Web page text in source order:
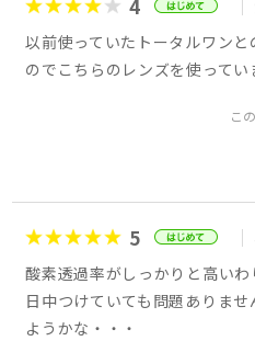
4
以前使っていたトータルワン
のでこちらのレンズを使ってい
こ
5
酸素透過率がしっかりと高い
日中つけていても問題ありま
ようかな・・・